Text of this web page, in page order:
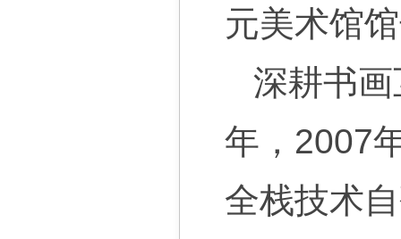
元美术馆
深耕书
年，2007
全栈技术